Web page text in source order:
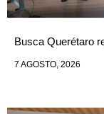
Busca Querétaro
7 AGOSTO, 2026